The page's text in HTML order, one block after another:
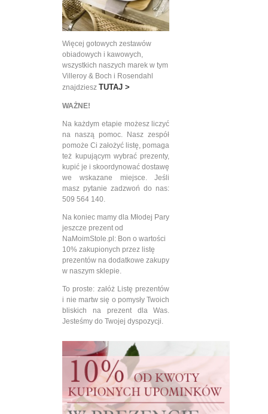
Więcej gotowych zestawów
obiadowych i kawowych,
wszystkich naszych marek w tym
Villeroy & Boch i Rosendahl
znajdzieszTUTAJ >
WAŻNE!
Na każdym etapie możesz liczyć
na naszą pomoc. Nasz zespół
pomoże Ci założyć listę, pomaga
też kupującym wybrać prezenty,
kupić je i skoordynować dostawę
we wskazane miejsce. Jeśli
masz pytanie zadzwoń do nas:
509 564 140.
Na koniec mamy dla Młodej Pary
jeszcze prezent od
NaMoimStole.pl: Bon o wartości
10% zakupionych przez listę
prezentów na dodatkowe zakupy
w naszym sklepie.
To proste: załóż Listę prezentów
i nie martw się o pomysły Twoich
bliskich na prezent dla Was.
Jesteśmy do Twojej dyspozycji.